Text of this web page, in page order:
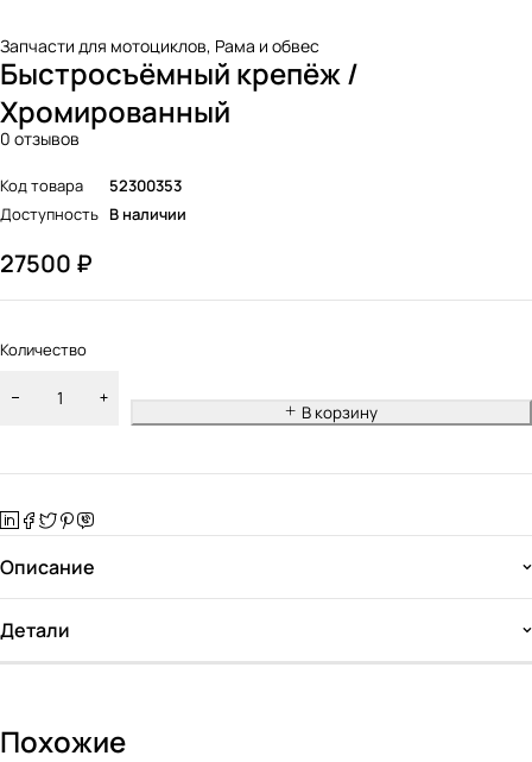
Запчасти для мотоциклов, Рама и обвес
Быстросъёмный крепёж /
Хромированный
0 отзывов
Код товара
52300353
Доступность В наличии
27500 ₽
Количество
В корзину
Описание
Детали
Похожие